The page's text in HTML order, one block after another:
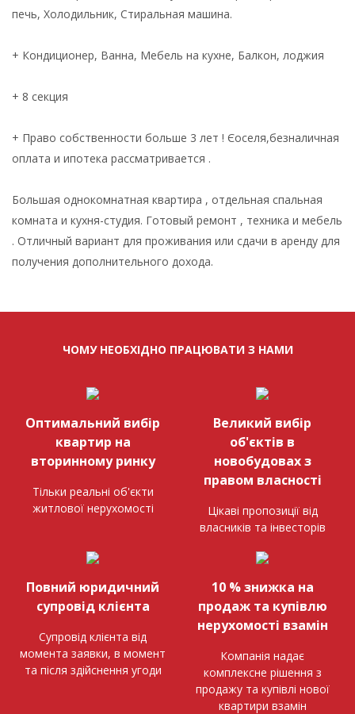
печь, Холодильник, Стиральная машина.
+ Кондиционер, Ванна, Мебель на кухне, Балкон, лоджия
+ 8 секция
+ Право собственности больше 3 лет ! Єоселя,безналичная
оплата и ипотека рассматривается .
Большая однокомнатная квартира , отдельная спальная
комната и кухня-студия. Готовый ремонт , техника и мебель
. Отличный вариант для проживания или сдачи в аренду для
получения дополнительного дохода.
ЧОМУ НЕОБХІДНО ПРАЦЮВАТИ З НАМИ
Оптимальний вибір
квартир на
вторинному ринку
Тільки реальні об'єкти
житлової нерухомості
Великий вибір
об'єктів в
новобудовах з
правом власності
Цікаві пропозиції від
власників та інвесторів
Повний юридичний
супровід клієнта
Супровід клієнта від
момента заявки, в момент
та після здійснення угоди
10 % знижка на
продаж та купівлю
нерухомості взамін
Компанія надає
комплексне рішення з
продажу та купівлі нової
квартири взамін